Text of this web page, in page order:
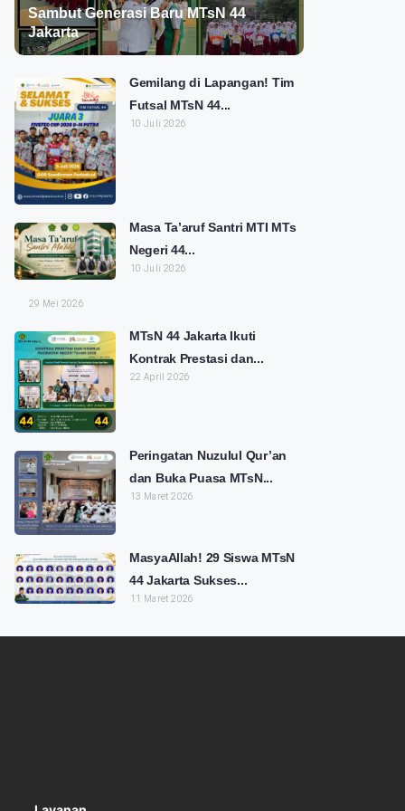
Sambut Generasi Baru MTsN 44
Jakarta
Gemilang di Lapangan! Tim
Futsal MTsN 44...
10 Juli 2026
Masa Ta’aruf Santri MTI MTs
Negeri 44...
10 Juli 2026
29 Mei 2026
MTsN 44 Jakarta Ikuti
Kontrak Prestasi dan...
22 April 2026
Peringatan Nuzulul Qur’an
dan Buka Puasa MTsN...
13 Maret 2026
MasyaAllah! 29 Siswa MTsN
44 Jakarta Sukses...
11 Maret 2026